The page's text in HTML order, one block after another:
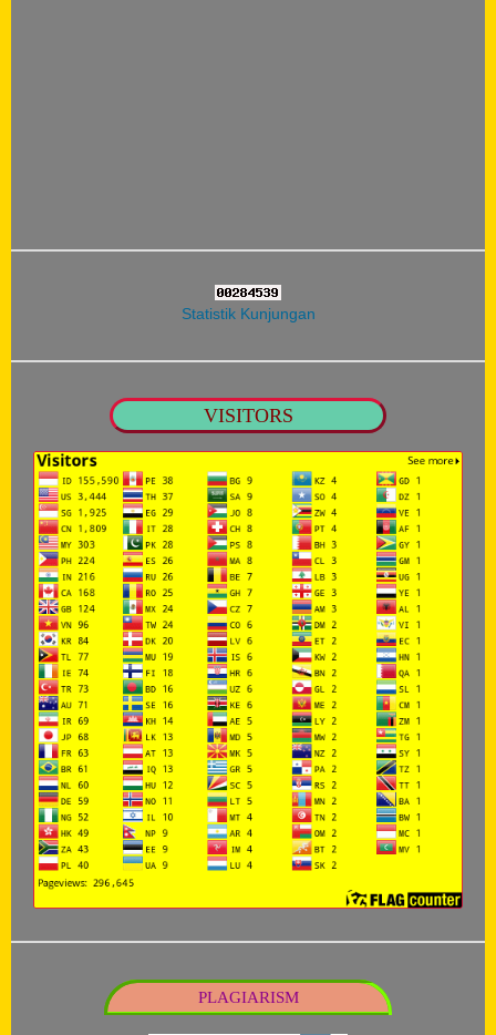
Statistik Kunjungan
VISITORS
PLAGIARISM